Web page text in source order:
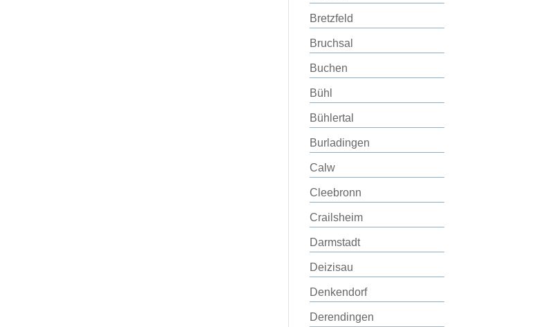
Bretzfeld
Bruchsal
Buchen
Bühl
Bühlertal
Burladingen
Calw
Cleebronn
Crailsheim
Darmstadt
Deizisau
Denkendorf
Derendingen